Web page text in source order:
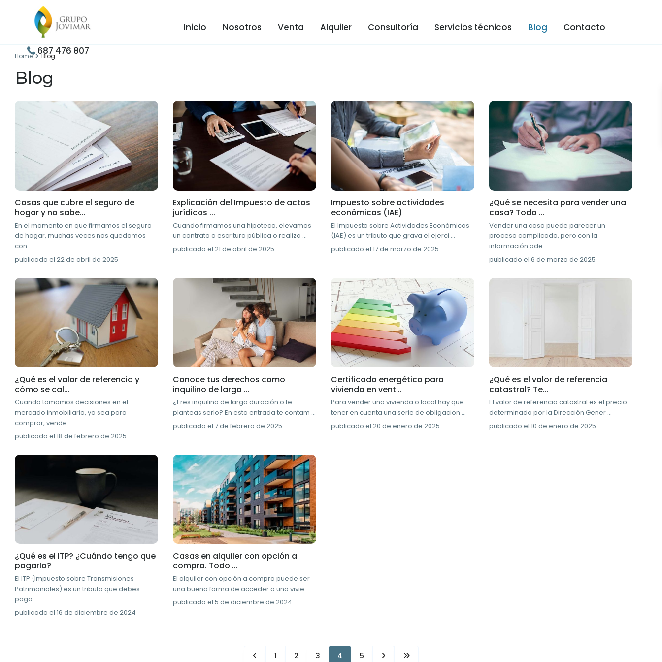
Inicio Nosotros Venta Alquiler Consultoría Servicios técnicos Blog Contacto
687 476 807
Home Blog
Blog
Cosas que cubre el seguro de
hogar y no sabe...
En el momento en que firmamos el seguro
de hogar, muchas veces nos quedamos
con ...
publicado el 22 de abril de 2025
Explicación del Impuesto de actos
jurídicos ...
Cuando firmamos una hipoteca, elevamos
un contrato a escritura pública o realiza ...
publicado el 21 de abril de 2025
Impuesto sobre actividades
económicas​ (IAE)
El Impuesto sobre Actividades Económicas
(IAE) es un tributo que grava el ejerci ...
publicado el 17 de marzo de 2025
¿Qué se necesita para vender una
casa? Todo ...
Vender una casa puede parecer un
proceso complicado, pero con la
información ade ...
publicado el 6 de marzo de 2025
¿Qué es el valor de referencia y
cómo se cal...
Cuando tomamos decisiones en el
mercado inmobiliario, ya sea para
comprar, vende ...
publicado el 18 de febrero de 2025
Conoce tus derechos como
inquilino de larga ...
¿Eres inquilino de larga duración o te
planteas serlo? En esta entrada te contam ...
publicado el 7 de febrero de 2025
Certificado energético para
vivienda en vent...
Para vender una vivienda o local hay que
tener en cuenta una serie de obligacion ...
publicado el 20 de enero de 2025
¿Qué es el valor de referencia
catastral? Te...
El valor de referencia catastral es el precio
determinado por la Dirección Gener ...
publicado el 10 de enero de 2025
¿Qué es el ITP? ¿Cuándo tengo que
pagarlo?
El ITP (Impuesto sobre Transmisiones
Patrimoniales) es un tributo que debes
paga ...
publicado el 16 de diciembre de 2024
Casas en alquiler con opción a
compra. Todo ...
El alquiler con opción a compra puede ser
una buena forma de acceder a una vivie ...
publicado el 5 de diciembre de 2024
1 2 3 4 5